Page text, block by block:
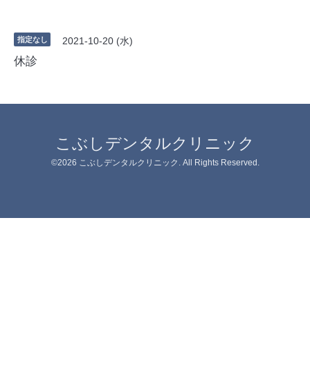
指定なし 2021-10-20 (水)
休診
こぶしデンタルクリニック
©2026 こぶしデンタルクリニック . All Rights Reserved.